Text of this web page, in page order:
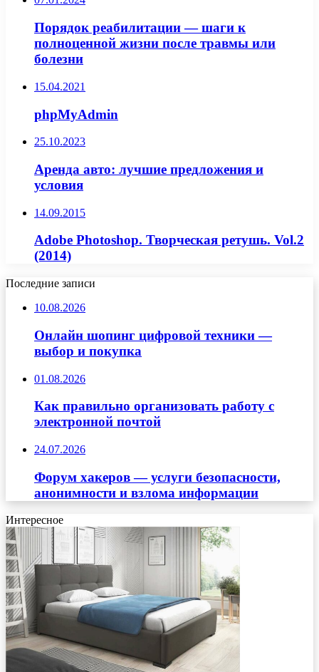
Порядок реабилитации — шаги к
полноценной жизни после травмы или
болезни
15.04.2021
phpMyAdmin
25.10.2023
Аренда авто: лучшие предложения и
условия
14.09.2015
Adobe Photoshop. Творческая ретушь. Vol.2
(2014)
Последние записи
10.08.2026
Онлайн шопинг цифровой техники —
выбор и покупка
01.08.2026
Как правильно организовать работу с
электронной почтой
24.07.2026
Форум хакеров — услуги безопасности,
анонимности и взлома информации
Интересное